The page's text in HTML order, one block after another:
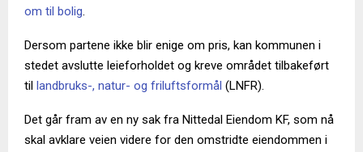
om til bolig.
Dersom partene ikke blir enige om pris, kan kommunen i
stedet avslutte leieforholdet og kreve området tilbakeført
til landbruks-, natur- og friluftsformål (LNFR).
Det går fram av en ny sak fra Nittedal Eiendom KF, som nå
skal avklare veien videre for den omstridte eiendommen i